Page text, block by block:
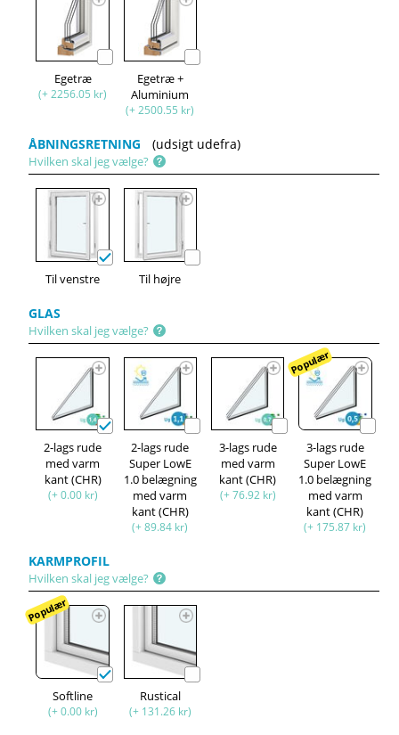
Egetræ
(+ 2256.05 kr)
Egetræ +
Aluminium
(+ 2500.55 kr)
ÅBNINGSRETNING (udsigt udefra)
Hvilken skal jeg vælge?
Til venstre Til højre
GLAS
Hvilken skal jeg vælge?
2-lags rude
med varm
kant (CHR)
(+ 0.00 kr)
2-lags rude
Super LowE
1.0 belægning
med varm
kant (CHR)
(+ 89.84 kr)
3-lags rude
med varm
kant (CHR)
(+ 76.92 kr)
Populær
3-lags rude
Super LowE
1.0 belægning
med varm
kant (CHR)
(+ 175.87 kr)
KARMPROFIL
Hvilken skal jeg vælge?
Populær
Softline
(+ 0.00 kr)
Rustical
(+ 131.26 kr)